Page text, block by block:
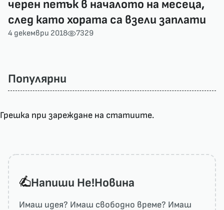
черен петък в началото на месеца,
след като хората са взели заплати
4 декември 2018 7329
Популярни
Грешка при зареждане на статиите.
Напиши He!Новина
Имаш идея? Имаш свободно време? Имаш